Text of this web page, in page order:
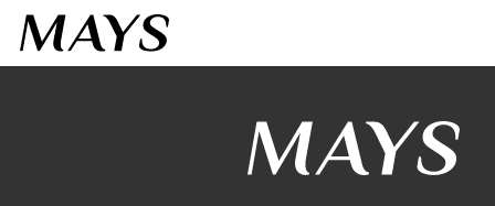
7日間お試しする
３点までフィッティング